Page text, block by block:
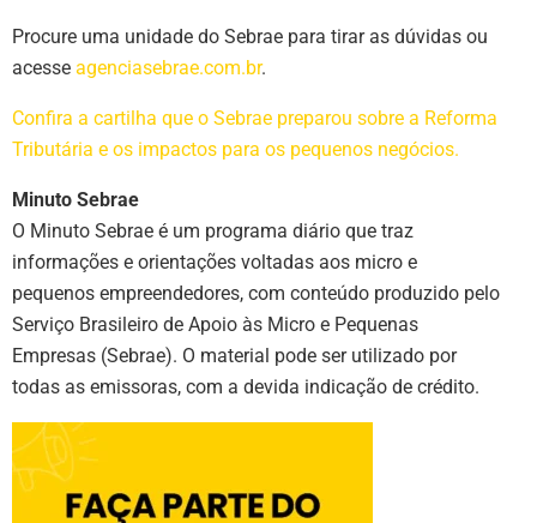
Procure uma unidade do Sebrae para tirar as dúvidas ou
acesse agenciasebrae.com.br.
Confira a cartilha que o Sebrae preparou sobre a Reforma
Tributária e os impactos para os pequenos negócios.
Minuto Sebrae
O Minuto Sebrae é um programa diário que traz
informações e orientações voltadas aos micro e
pequenos empreendedores, com conteúdo produzido pelo
Serviço Brasileiro de Apoio às Micro e Pequenas
Empresas (Sebrae). O material pode ser utilizado por
todas as emissoras, com a devida indicação de crédito.